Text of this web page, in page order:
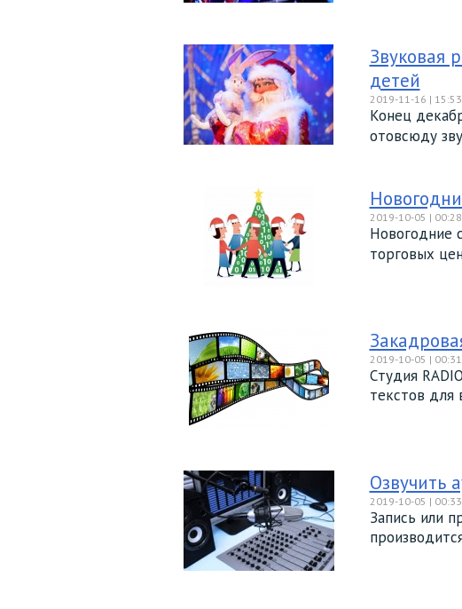
Звуковая
детей
2019-11-16 |
Конец
отовсюду
2019-10-05 |
Новогодние
торговых
2019-10-05 |
Cтудия
текстов для
Озвучить
2019-10-05 |
Запись или